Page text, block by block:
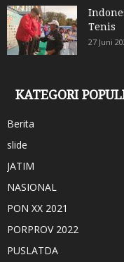
Tenis
27 Juni
KATEGORI
Berita
slide
JATIM
NASIONAL
PON XX 2021
PORPROV 2022
PUSLATDA